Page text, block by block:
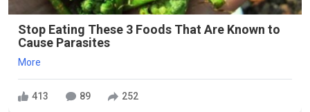
Stop Eating These 3 Foods That Are Known to
Cause Parasites
More
413 89 252